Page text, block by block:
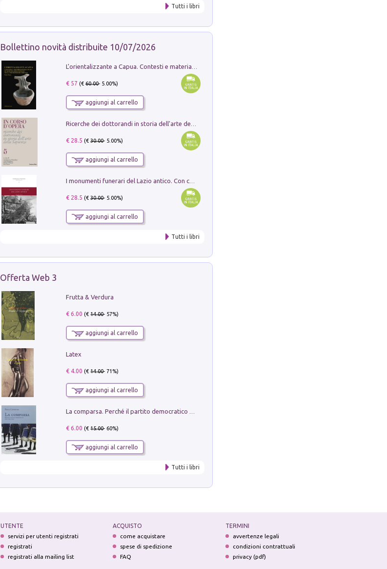
Tutti i libri
Bollettino novità distribuite 10/07/2026
€ 57 (€60.00- 5.00%)
aggiungi al carrello
€ 28.5 (€30.00- 5.00%)
aggiungi al carrello
€ 28.5 (€30.00- 5.00%)
aggiungi al carrello
Tutti i libri
Offerta Web 3
Frutta & Verdura
€ 6.00 (€14.00- 57%)
aggiungi al carrello
Latex
€ 4.00 (€14.00- 71%)
aggiungi al carrello
€ 6.00 (€15.00- 60%)
aggiungi al carrello
Tutti i libri
UTENTE
servizi per utenti registrati
registrati
registrati alla mailing list
ACQUISTO
come acquistare
spese di spedizione
FAQ
TERMINI
avvertenze legali
condizioni contrattuali
privacy (pdf)